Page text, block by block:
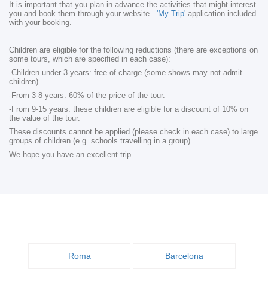
It is important that you plan in advance the activities that might interest
you and book them through your website 'My Trip' application included
with your booking.
Children are eligible for the following reductions (there are exceptions on
some tours, which are specified in each case):
-Children under 3 years: free of charge (some shows may not admit
children).
-From 3-8 years: 60% of the price of the tour.
-From 9-15 years: these children are eligible for a discount of 10% on
the value of the tour.
These discounts cannot be applied (please check in each case) to large
groups of children (e.g. schools travelling in a group).
We hope you have an excellent trip.
Roma Barcelona